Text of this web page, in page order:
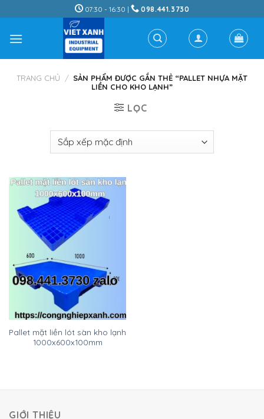
to
content
07:30 - 16:30 | 098.441.3730
TRANG CHỦ / SẢN PHẨM ĐƯỢC GẮN THẺ “PALLET NHỰA MẶT
LIỀN CHO KHO LẠNH”
LỌC
Pallet mặt liền lót sàn kho lạnh
1000x600x100mm
GIỚI THIỆU